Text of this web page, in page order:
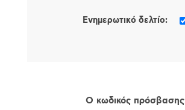
Ενημερωτικό δελτίο:
Ο κωδικός πρόσβασης